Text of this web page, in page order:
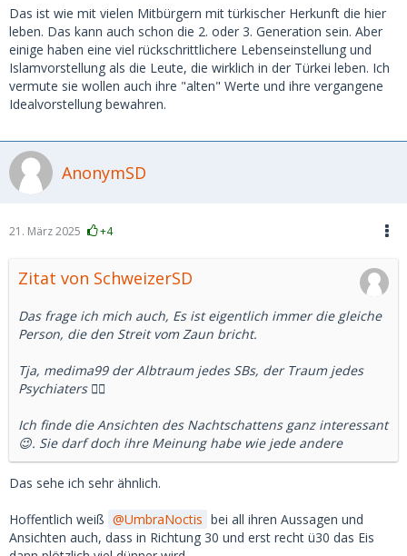
In Deutschland ist die Beschäftigung von Männern
gegenüber Frauen um rund 6 Prozentpunkte höher, in
Russland 10 Prozentpunkte. Das ist ein Unterschied, aber
kein wesentlicher.
Auch in Russland arbeiten mehr als 2/3 der Frauen
zwischen 15 und 64. (15, was für ein Alter)
Nun ist das mit Statistiken immer so eine Sache.
Aber ich denke, da wird ein Bild gezeichnet, dass es so in
schönes Leben zu machen, da habe ich meine Zweifel.
Können wir uns darauf einigen, dass es eine kulturell
geprägt Idealvorstellung ist, die aber mit der russischen
Das ist wie mit vielen Mitbürgern mit türkischer Herkunft die hier
leben. Das kann auch schon die 2. oder 3. Generation sein. Aber
einige haben eine viel rückschrittlichere Lebenseinstellung und
Islamvorstellung als die Leute, die wirklich in der Türkei leben. Ich
vermute sie wollen auch ihre "alten" Werte und ihre vergangene
Idealvorstellung bewahren.
AnonymSD
21. März 2025 +4
Zitat von SchweizerSD
Das frage ich mich auch, Es ist eigentlich immer die gleiche
Person, die den Streit vom Zaun bricht.
Tja, medima99 der Albtraum jedes SBs, der Traum jedes
Psychiaters 🤷‍♂️
Ich finde die Ansichten des Nachtschattens ganz interessant
😉. Sie darf doch ihre Meinung habe wie jede andere
Das sehe ich sehr ähnlich.
Hoffentlich weiß UmbraNoctis bei all ihren Aussagen und
Ansichten auch, dass in Richtung 30 und erst recht ü30 das Eis